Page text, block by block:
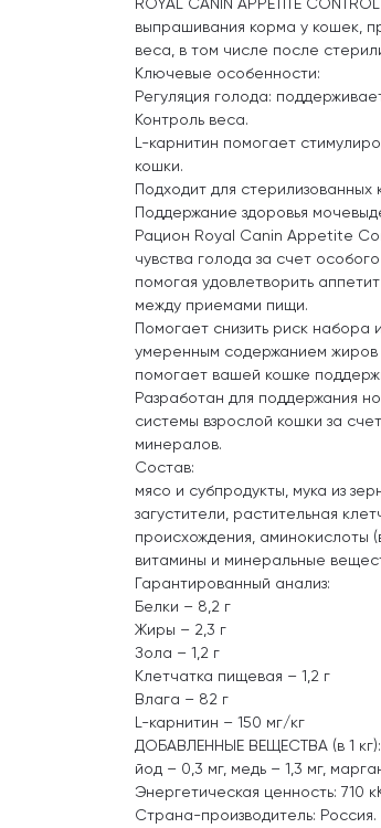
выпрашивания корма у кошек,
веса, в том числе после
Ключевые особенности:
Регуляция голода:
Контроль веса.
L-карнитин помогает
кошки.
Подходит для стерилизованных
Поддержание здоровья
Рацион Royal Canin Appetite
чувства голода за счет
помогая удовлетворить
между приемами пищи.
Помогает снизить риск набора
умеренным содержанием жиров
помогает вашей кошке
Разработан для поддержания
системы взрослой кошки за
минералов.
Состав:
мясо и субпродукты, мука из
загустители, растительная
происхождения, аминокислоты
витамины и минеральные
Гарантированный анализ:
Белки – 8,2 г
Жиры – 2,3 г
Зола – 1,2 г
Клетчатка пищевая – 1,2 г
Влага – 82 г
L-карнитин – 150 мг/кг
ДОБАВЛЕННЫЕ ВЕЩЕСТВА (в 1
йод – 0,3 мг, медь – 1,3 мг,
Энергетическая ценность: 710
Страна-производитель: Россия.